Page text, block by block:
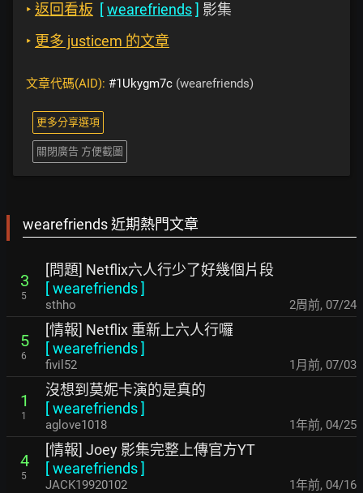
‣ 返回看板 [wearefriends] 影集
‣ 更多 justicem 的文章
文章代碼(AID): #1Ukygm7c (wearefriends)
更多分享選項
關閉廣告 方便截圖
wearefriends 近期熱門文章
3
5
[問題] Netflix六人行少了好幾個片段
[wearefriends]
sthho 2周前, 07/24
5
6
[情報] Netflix 重新上六人行囉
[wearefriends]
fivil52 1月前, 07/03
1
1
沒想到莫妮卡演的是真的
[wearefriends]
aglove1018 1年前, 04/25
4
5
[情報] Joey 影集完整上傳官方YT
[wearefriends]
JACK19920102 1年前, 04/16